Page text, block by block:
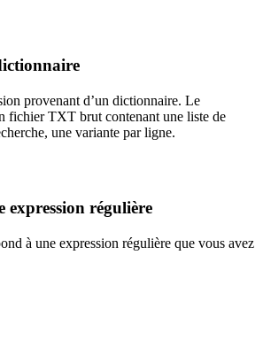
provenant d’un dictionnaire. Le
fichier TXT brut contenant une liste de
une variante par ligne.
expression régulière
à une expression régulière que vous avez